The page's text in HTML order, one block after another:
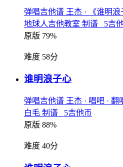
弹唱吉他谱 王杰 · 《谁明浪
地球人吉他教室 制谱 5吉
原版 79%
难度 58分
谁明浪子心
弹唱吉他谱 王杰 · 唱吧 · 翻
白毛 制谱 5吉他币
原版 88%
难度 40分